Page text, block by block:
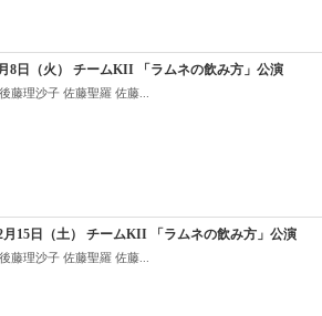
8日（火） チームKII 「ラムネの飲み方」公演
藤理沙子 佐藤聖羅 佐藤...
月15日（土） チームKII 「ラムネの飲み方」公演
藤理沙子 佐藤聖羅 佐藤...